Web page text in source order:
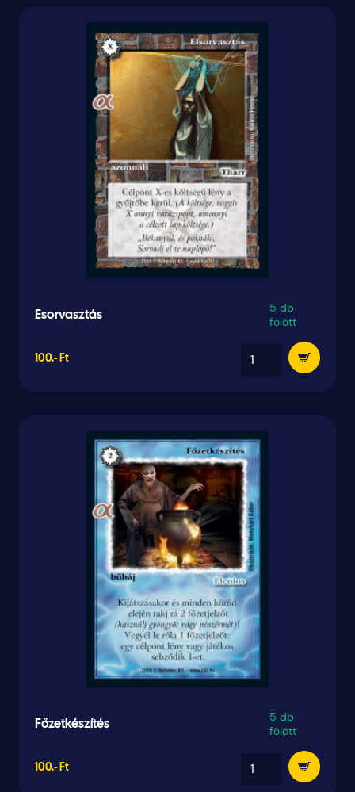
Esorvasztás
5 db
fölött
100.- Ft
Főzetkészítés
5 db
fölött
100.- Ft